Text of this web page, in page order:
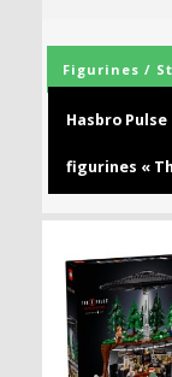
Figurines /
Hasbro
figurines «